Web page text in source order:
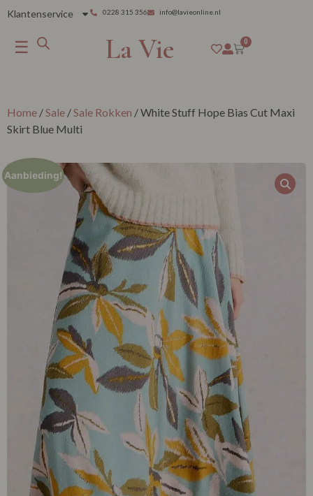
Klantenservice 0228 315 356 info@lavieonline.nl
☰ La Vie 0
Home /Sale /Sale Rokken / White Stuff Hope Bias Cut Maxi
Skirt Blue Multi
Aanbieding!